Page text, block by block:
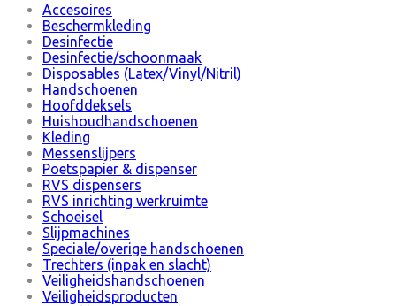
Accesoires
Beschermkleding
Desinfectie
Desinfectie/schoonmaak
Disposables (Latex/Vinyl/Nitril)
Handschoenen
Hoofddeksels
Huishoudhandschoenen
Kleding
Messenslijpers
Poetspapier & dispenser
RVS dispensers
RVS inrichting werkruimte
Schoeisel
Slijpmachines
Speciale/overige handschoenen
Trechters (inpak en slacht)
Veiligheidshandschoenen
Veiligheidsproducten